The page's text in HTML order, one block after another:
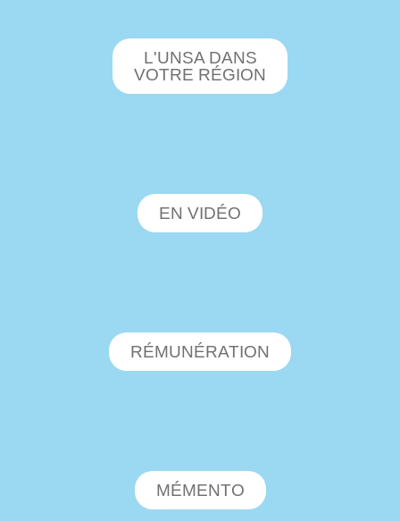
L'UNSA DANS
VOTRE RÉGION
EN VIDÉO
RÉMUNÉRATION
MÉMENTO